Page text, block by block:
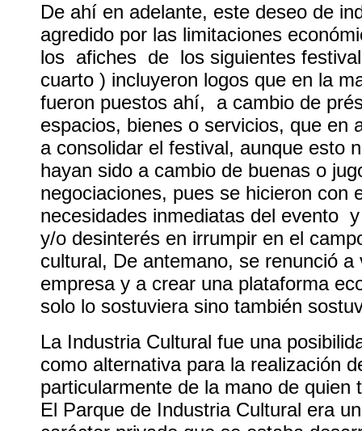
De ahí en adelante, este deseo de
agredido por las limitaciones
los afiches de los siguientes
cuarto ) incluyeron logos que en la
fueron puestos ahí, a cambio de
espacios, bienes o servicios, que en
a consolidar el festival, aunque esto
hayan sido a cambio de buenas o
negociaciones, pues se hicieron con
necesidades inmediatas del evento
y/o desinterés en irrumpir en el
cultural, De antemano, se renunció
empresa y a crear una plataforma
solo lo sostuviera sino también
La Industria Cultural fue una
como alternativa para la realización
particularmente de la mano de quien
El Parque de Industria Cultural era